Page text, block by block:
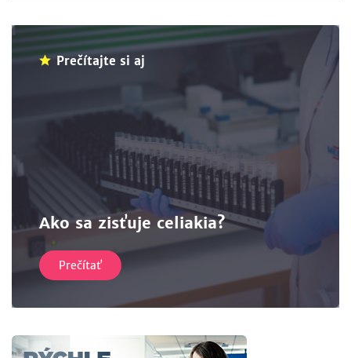
Prečítajte si aj
Ako sa zisťuje celiakia?
Prečítať